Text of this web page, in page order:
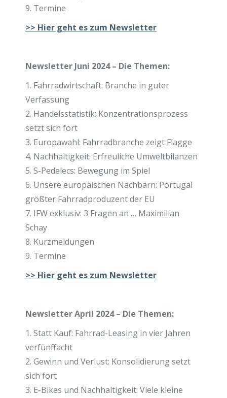
9. Termine
>> Hier geht es zum Newsletter
Newsletter Juni 2024 – Die Themen:
1. Fahrradwirtschaft: Branche in guter
Verfassung
2. Handelsstatistik: Konzentrationsprozess
setzt sich fort
3. Europawahl: Fahrradbranche zeigt Flagge
4. Nachhaltigkeit: Erfreuliche Umweltbilanzen
5. S-Pedelecs: Bewegung im Spiel
6. Unsere europäischen Nachbarn: Portugal
größter Fahrradproduzent der EU
7. IFW exklusiv: 3 Fragen an … Maximilian
Schay
8. Kurzmeldungen
9. Termine
>> Hier geht es zum Newsletter
Newsletter April 2024 – Die Themen:
1. Statt Kauf: Fahrrad-Leasing in vier Jahren
verfünffacht
2. Gewinn und Verlust: Konsolidierung setzt
sich fort
3. E-Bikes und Nachhaltigkeit: Viele kleine